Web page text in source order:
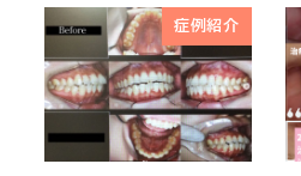
症例紹介